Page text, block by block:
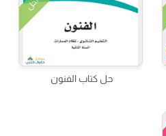
حل كتاب الفنون